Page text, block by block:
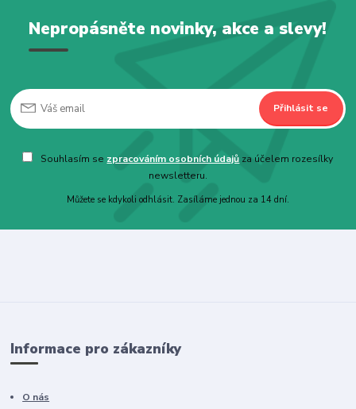
Nepropásněte novinky, akce a slevy!
Přihlásit se
Souhlasím se zpracováním osobních údajů za účelem rozesílky
newsletteru.
Můžete se kdykoli odhlásit. Zasíláme jednou za 14 dní.
Informace pro zákazníky
O nás